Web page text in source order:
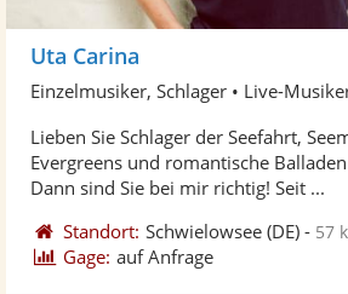
Uta Carina
Einzelmusiker, Schlager • Live-
Lieben Sie Schlager der Seefahrt,
Evergreens und romantische
Dann sind Sie bei mir richtig! Seit ...
Standort: Schwielowsee (DE) - 57
Gage: auf Anfrage